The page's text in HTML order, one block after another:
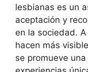
lesbianas es un
aceptación y
en la sociedad.
hacen más
se promueve